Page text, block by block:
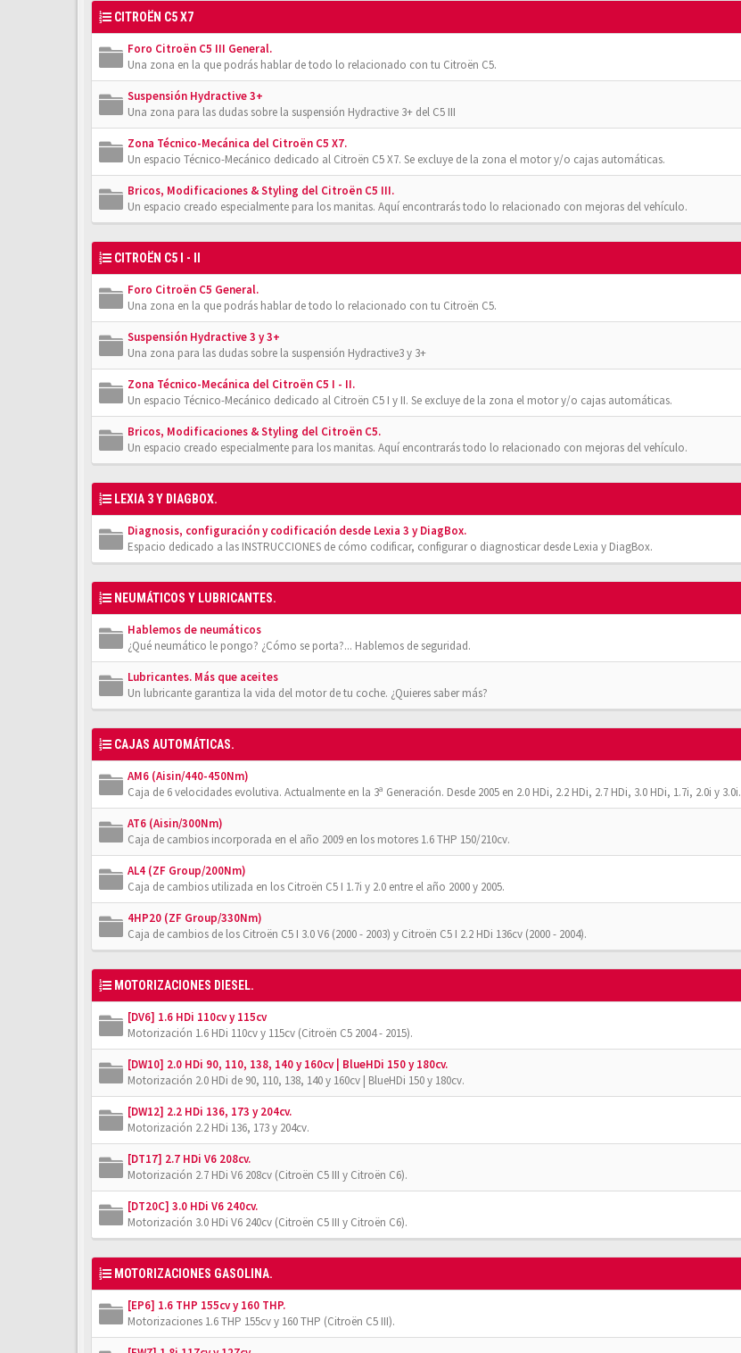
CITROËN C5 X7
Foro Citroën C5 III General.
Una zona en la que podrás hablar de todo lo relacionado con tu Citroën C5.
Suspensión Hydractive 3+
Una zona para las dudas sobre la suspensión Hydractive 3+ del C5 III
Zona Técnico-Mecánica del Citroën C5 X7.
Un espacio Técnico-Mecánico dedicado al Citroën C5 X7. Se excluye de la zona el motor y/o cajas automáticas.
Bricos, Modificaciones & Styling del Citroën C5 III.
Un espacio creado especialmente para los manitas. Aquí encontrarás todo lo relacionado con mejoras del vehículo.
CITROËN C5 I - II
Foro Citroën C5 General.
Una zona en la que podrás hablar de todo lo relacionado con tu Citroën C5.
Suspensión Hydractive 3 y 3+
Una zona para las dudas sobre la suspensión Hydractive3 y 3+
Zona Técnico-Mecánica del Citroën C5 I - II.
Un espacio Técnico-Mecánico dedicado al Citroën C5 I y II. Se excluye de la zona el motor y/o cajas automáticas.
Bricos, Modificaciones & Styling del Citroën C5.
Un espacio creado especialmente para los manitas. Aquí encontrarás todo lo relacionado con mejoras del vehículo.
LEXIA 3 Y DIAGBOX.
Diagnosis, configuración y codificación desde Lexia 3 y DiagBox.
Espacio dedicado a las INSTRUCCIONES de cómo codificar, configurar o diagnosticar desde Lexia y DiagBox.
NEUMÁTICOS Y LUBRICANTES.
Hablemos de neumáticos
¿Qué neumático le pongo? ¿Cómo se porta?... Hablemos de seguridad.
Lubricantes. Más que aceites
Un lubricante garantiza la vida del motor de tu coche. ¿Quieres saber más?
CAJAS AUTOMÁTICAS.
AM6 (Aisin/440-450Nm)
Caja de 6 velocidades evolutiva. Actualmente en la 3ª Generación. Desde 2005 en 2.0 HDi, 2.2 HDi, 2.7 HDi, 3.0 HDi, 1.7i, 2.0i y 3.0i.
AT6 (Aisin/300Nm)
Caja de cambios incorporada en el año 2009 en los motores 1.6 THP 150/210cv.
AL4 (ZF Group/200Nm)
Caja de cambios utilizada en los Citroën C5 I 1.7i y 2.0 entre el año 2000 y 2005.
4HP20 (ZF Group/330Nm)
Caja de cambios de los Citroën C5 I 3.0 V6 (2000 - 2003) y Citroën C5 I 2.2 HDi 136cv (2000 - 2004).
MOTORIZACIONES DIESEL.
[DV6] 1.6 HDi 110cv y 115cv
Motorización 1.6 HDi 110cv y 115cv (Citroën C5 2004 - 2015).
[DW10] 2.0 HDi 90, 110, 138, 140 y 160cv | BlueHDi 150 y 180cv.
Motorización 2.0 HDi de 90, 110, 138, 140 y 160cv | BlueHDi 150 y 180cv.
[DW12] 2.2 HDi 136, 173 y 204cv.
Motorización 2.2 HDi 136, 173 y 204cv.
[DT17] 2.7 HDi V6 208cv.
Motorización 2.7 HDi V6 208cv (Citroën C5 III y Citroën C6).
[DT20C] 3.0 HDi V6 240cv.
Motorización 3.0 HDi V6 240cv (Citroën C5 III y Citroën C6).
MOTORIZACIONES GASOLINA.
[EP6] 1.6 THP 155cv y 160 THP.
Motorizaciones 1.6 THP 155cv y 160 THP (Citroën C5 III).